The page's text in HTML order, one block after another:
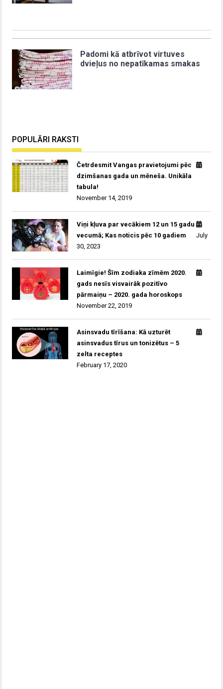
Padomi kā atbrīvot virtuves
dvieļus no nepatīkamas smakas
POPULĀRI RAKSTI
Četrdesmit Vangas pravietojumi pēc
dzimšanas gada un mēneša. Unikāla
tabula!
November 14, 2019
Viņi kļuva par vecākiem 12 un 15 gadu
vecumā; Kas noticis pēc 10 gadiem
July
30, 2023
Laimīgie! Šīm zodiaka zīmēm 2020.
gads nesīs visvairāk pozitīvo
pārmaiņu – 2020. gada horoskops
November 22, 2019
Asinsvadu tīrīšana: Kā uzturēt
asinsvadus tīrus un tonizētus – 5
zelta receptes
February 17, 2020